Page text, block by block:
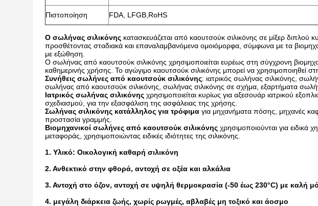
Πιστοποίηση FDA, LFGB,RoHS
Ο σωλήνας σιλικόνης κατασκευάζεται από καουτσούκ σιλικόνης σε μίξερ
προσθέτοντας σταδιακά και επαναλαμβανόμενα ομοιόμορφα, σύμφωνα με τα
με εξώθηση.
Ο σωλήνας από καουτσούκ σιλικόνης χρησιμοποιείται ευρέως στη σύγχρονη
καθημερινής χρήσης. Το αγώγιμο καουτσούκ σιλικόνης μπορεί να χρησιμοποιηθεί
Συνήθεις σωλήνες από καουτσούκ σιλικόνης: ιατρικός σωλήνας σιλικόνης,
σωλήνας από καουτσούκ σιλικόνης, σωλήνας σιλικόνης σε σχήμα, εξαρτήματα
Ιατρικός σωλήνας σιλικόνης χρησιμοποιείται κυρίως για αξεσουάρ ιατρικού
σχεδιασμού, για την εξασφάλιση της ασφάλειας της χρήσης.
Σωλήνας σιλικόνης κατάλληλος για τρόφιμα για μηχανήματα πόσης, μηχανές
προστασία γραμμής.
Βιομηχανικοί σωλήνες από καουτσούκ σιλικόνης χρησιμοποιούνται για ειδικά
μεταφοράς, χρησιμοποιώντας ειδικές ιδιότητες της σιλικόνης.
1. Υλικό: Οικολογική καθαρή σιλικόνη
2. Ανθεκτικό στην φθορά, αντοχή σε οξέα και αλκάλια
3. Αντοχή στο όζον, αντοχή σε υψηλή θερμοκρασία (-50 έως 230°C) με καλή
4. μεγάλη διάρκεια ζωής, χωρίς ρωγμές, αβλαβές μη τοξικό και άοσμο